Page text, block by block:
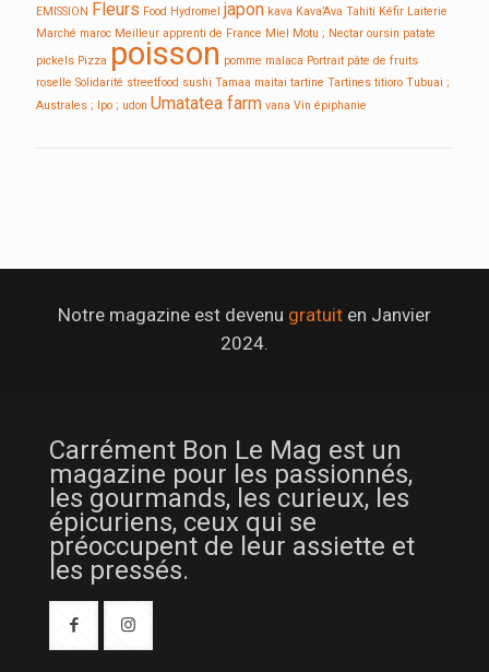
EMISSION Fleurs Food Hydromel japon kava Kava’Ava Tahiti Kéfir Laiterie
Marché maroc Meilleur apprenti de France Miel Motu ; Nectar oursin patate
pickels Pizza poisson pomme malaca Portrait pâte de fruits
roselle Solidarité streetfood sushi Tamaa maitai tartine Tartines titioro Tubuai ;
Australes ; Ipo ; udon Umatatea farm vana Vin épiphanie
Notre magazine est devenu gratuit en Janvier
2024.
Carrément Bon Le Mag est un
magazine pour les passionnés,
les gourmands, les curieux, les
épicuriens, ceux qui se
préoccupent de leur assiette et
les pressés.